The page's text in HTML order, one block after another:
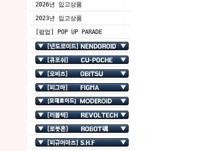
2026년 입고상품
2023년 입고상품
[팝업] POP UP PARADE